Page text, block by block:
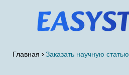
Главная Заказать научную статью